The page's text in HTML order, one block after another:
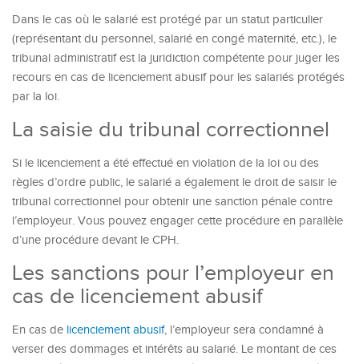
Dans le cas où le salarié est protégé par un statut particulier
(représentant du personnel, salarié en congé maternité, etc.), le
tribunal administratif est la juridiction compétente pour juger les
recours en cas de licenciement abusif pour les salariés protégés
par la loi.
La saisie du tribunal correctionnel
Si le licenciement a été effectué en violation de la loi ou des
règles d’ordre public, le salarié a également le droit de saisir le
tribunal correctionnel pour obtenir une sanction pénale contre
l’employeur. Vous pouvez engager cette procédure en parallèle
d’une procédure devant le CPH.
Les sanctions pour l’employeur en
cas de licenciement abusif
En cas de licenciement abusif, l’employeur sera condamné à
verser des dommages et intérêts au salarié. Le montant de ces